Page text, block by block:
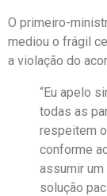
O primeiro-
mediou o frágil
a violação do
“Eu apelo
todas as
respeitem
conforme
assumir um
solução